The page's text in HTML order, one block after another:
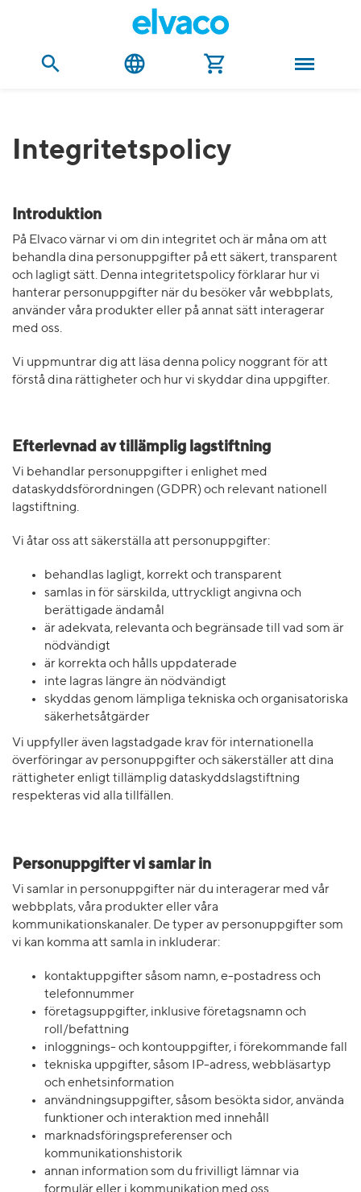
Integritetspolicy
Introduktion
På Elvaco värnar vi om din integritet och är måna om att
behandla dina personuppgifter på ett säkert, transparent
och lagligt sätt. Denna integritetspolicy förklarar hur vi
hanterar personuppgifter när du besöker vår webbplats,
använder våra produkter eller på annat sätt interagerar
med oss.
Vi uppmuntrar dig att läsa denna policy noggrant för att
förstå dina rättigheter och hur vi skyddar dina uppgifter.
Efterlevnad av tillämplig lagstiftning
Vi behandlar personuppgifter i enlighet med
dataskyddsförordningen (GDPR) och relevant nationell
lagstiftning.
Vi åtar oss att säkerställa att personuppgifter:
behandlas lagligt, korrekt och transparent
samlas in för särskilda, uttryckligt angivna och
berättigade ändamål
är adekvata, relevanta och begränsade till vad som är
nödvändigt
är korrekta och hålls uppdaterade
inte lagras längre än nödvändigt
skyddas genom lämpliga tekniska och organisatoriska
säkerhetsåtgärder
Vi uppfyller även lagstadgade krav för internationella
överföringar av personuppgifter och säkerställer att dina
rättigheter enligt tillämplig dataskyddslagstiftning
respekteras vid alla tillfällen.
Personuppgifter vi samlar in
Vi samlar in personuppgifter när du interagerar med vår
webbplats, våra produkter eller våra
kommunikationskanaler. De typer av personuppgifter som
vi kan komma att samla in inkluderar:
kontaktuppgifter såsom namn, e-postadress och
telefonnummer
företagsuppgifter, inklusive företagsnamn och
roll/befattning
inloggnings- och kontouppgifter, i förekommande fall
tekniska uppgifter, såsom IP-adress, webbläsartyp
och enhetsinformation
användningsuppgifter, såsom besökta sidor, använda
funktioner och interaktion med innehåll
marknadsföringspreferenser och
kommunikationshistorik
annan information som du frivilligt lämnar via